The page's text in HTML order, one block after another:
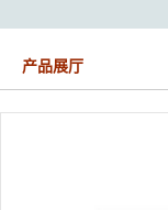
产品展厅